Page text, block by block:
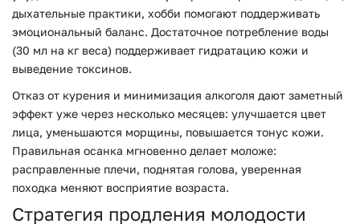
дыхательные практики, хобби помогают поддерживать
эмоциональный баланс. Достаточное потребление воды
(30 мл на кг веса) поддерживает гидратацию кожи и
выведение токсинов.
Отказ от курения и минимизация алкоголя дают заметный
эффект уже через несколько месяцев: улучшается цвет
лица, уменьшаются морщины, повышается тонус кожи.
Правильная осанка мгновенно делает моложе:
расправленные плечи, поднятая голова, уверенная
походка меняют восприятие возраста.
Стратегия продления молодости